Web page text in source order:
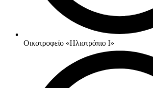
Οικοτροφείο «Ηλιοτρόπιο Ι»